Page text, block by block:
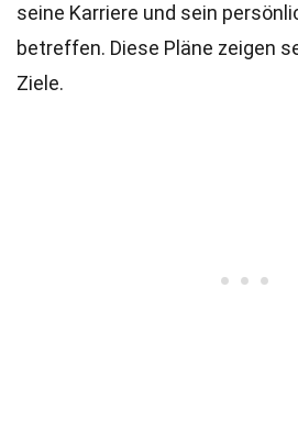
seine Karriere und sein
betreffen. Diese Pläne zeigen
Ziele.